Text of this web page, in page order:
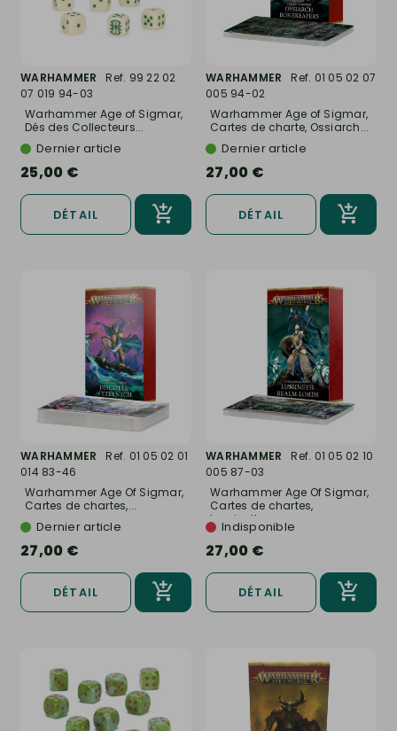
WARHAMMER
Ref. 99 22 02
07 019 94-03
Warhammer Age of Sigmar,
Dés des Collecteurs...
Dernier article
25,00 €
DÉTAIL
WARHAMMER
Ref. 01 05 02 07
005 94-02
Warhammer Age of Sigmar,
Cartes de charte, Ossiarch...
Dernier article
27,00 €
DÉTAIL
WARHAMMER
Ref. 01 05 02 01
014 83-46
Warhammer Age Of Sigmar,
Cartes de chartes,...
Dernier article
27,00 €
DÉTAIL
WARHAMMER
Ref. 01 05 02 10
005 87-03
Warhammer Age Of Sigmar,
Cartes de chartes,
Lumineth...
Indisponible
27,00 €
DÉTAIL